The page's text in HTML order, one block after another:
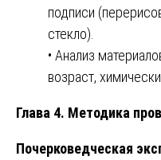
подписи
стекло).
• Анализ
возраст,
Глава 4. Методика
Почерковедческая